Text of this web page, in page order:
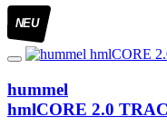
NEU
hummel
hmlCORE 2.0